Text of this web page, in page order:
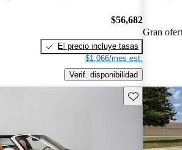
$56,682
El precio incluye tasas
$1,066/mes est.
Verif. disponibilidad
Gran
Guarda este